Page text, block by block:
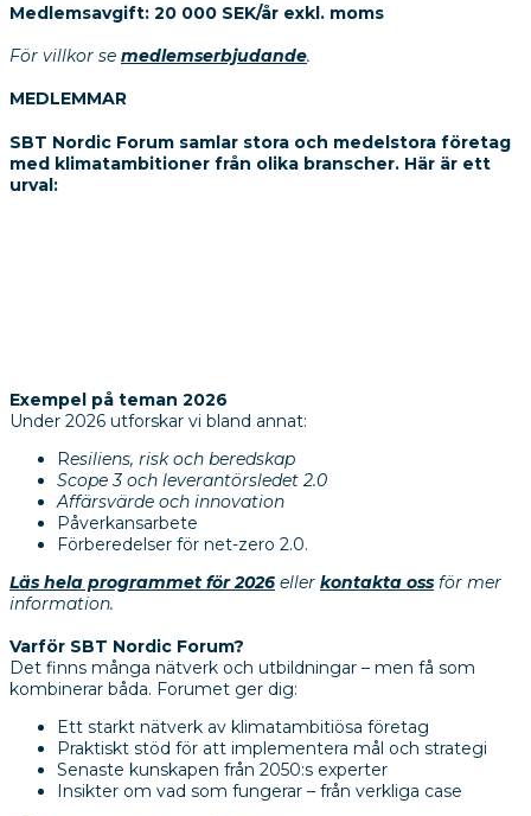
Medlemsavgift: 20 000 SEK/år exkl. moms
För villkor se medlemserbjudande.
MEDLEMMAR
SBT Nordic Forum samlar stora och medelstora företag
med klimatambitioner från olika branscher. Här är ett
urval:
Exempel på teman 2026
Under 2026 utforskar vi bland annat:
Resiliens, risk och beredskap
Scope 3 och leverantörsledet 2.0
Affärsvärde och innovation
Påverkansarbete
Förberedelser för net-zero 2.0.
Läs hela programmet för 2026 eller kontakta oss för mer
information.
Varför SBT Nordic Forum?
Det finns många nätverk och utbildningar – men få som
kombinerar båda. Forumet ger dig:
Ett starkt nätverk av klimatambitiösa företag
Praktiskt stöd för att implementera mål och strategi
Senaste kunskapen från 2050:s experter
Insikter om vad som fungerar – från verkliga case